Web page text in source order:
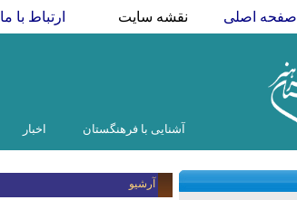
صفحه اصلی نقشه سایت ارتباط با ما
آشنایی با فرهنگستان اخبار
آرشیو